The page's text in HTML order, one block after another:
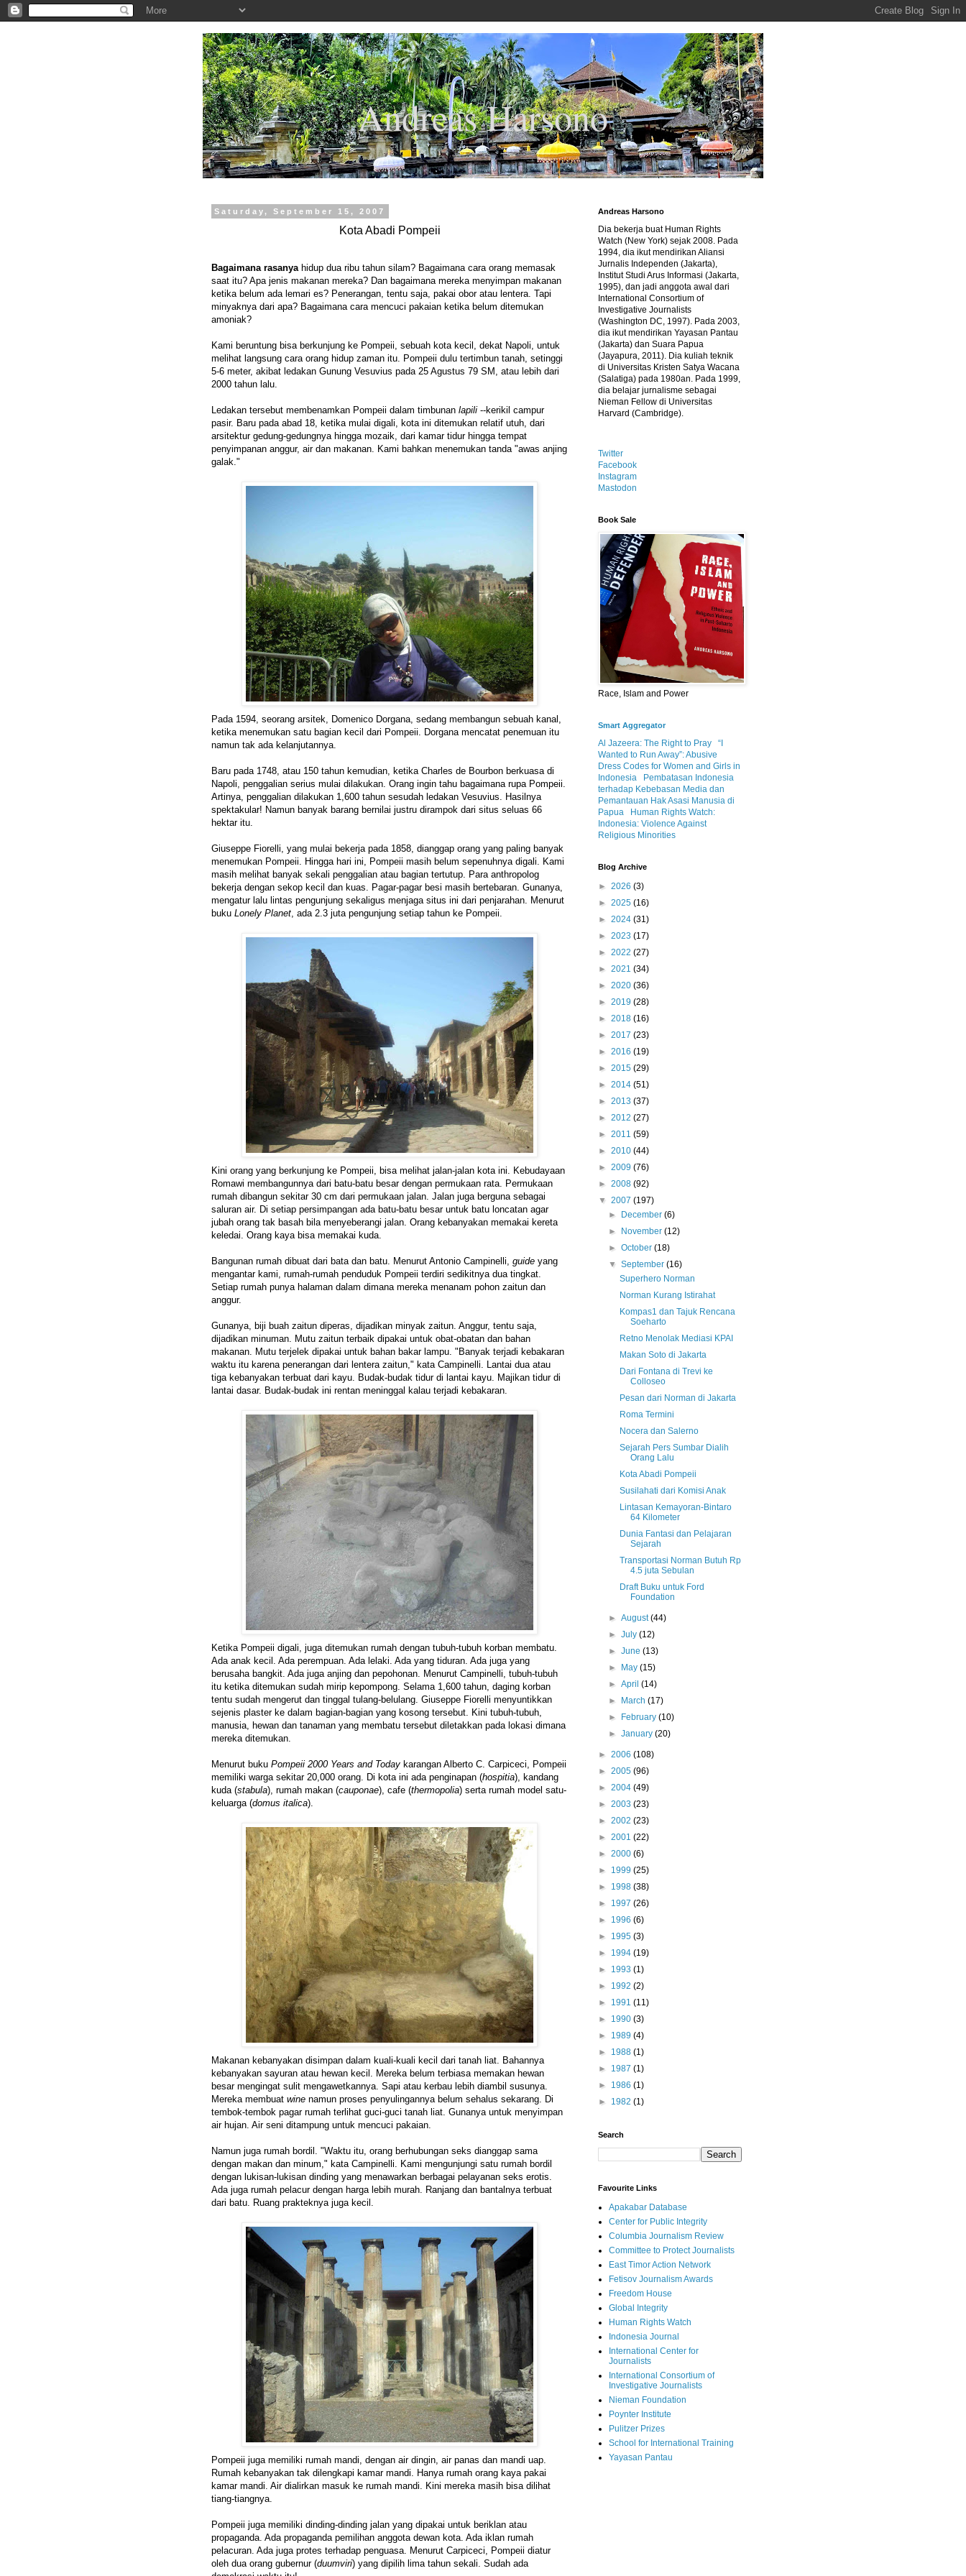
.
Andreas Harsono
Saturday, September 15, 2007
Kota Abadi Pompeii
Bagaimana rasanyahidup dua ribu tahun silam? Bagaimana cara orang memasak
saat itu? Apa jenis makanan mereka? Dan bagaimana mereka menyimpan makanan
ketika belum ada lemari es? Penerangan, tentu saja, pakai obor atau lentera. Tapi
minyaknya dari apa? Bagaimana cara mencuci pakaian ketika belum ditemukan
amoniak?
Kami beruntung bisa berkunjung ke Pompeii, sebuah kota kecil, dekat Napoli, untuk
melihat langsung cara orang hidup zaman itu. Pompeii dulu tertimbun tanah, setinggi
5-6 meter, akibat ledakan Gunung Vesuvius pada 25 Agustus 79 SM, atau lebih dari
2000 tahun lalu.
Ledakan tersebut membenamkan Pompeii dalam timbunan lapili --kerikil campur
pasir. Baru pada abad 18, ketika mulai digali, kota ini ditemukan relatif utuh, dari
arsitektur gedung-gedungnya hingga mozaik, dari kamar tidur hingga tempat
penyimpanan anggur, air dan makanan. Kami bahkan menemukan tanda "awas anjing
galak."
Pada 1594, seorang arsitek, Domenico Dorgana, sedang membangun sebuah kanal,
ketika menemukan satu bagian kecil dari Pompeii. Dorgana mencatat penemuan itu
namun tak ada kelanjutannya.
Baru pada 1748, atau 150 tahun kemudian, ketika Charles de Bourbon berkuasa di
Napoli, penggalian serius mulai dilakukan. Orang ingin tahu bagaimana rupa Pompeii.
Artinya, penggalian dilakukan 1,600 tahun sesudah ledakan Vesuvius. Hasilnya
spektakular! Namun banyak barang bernilai justru dirampok dari situs seluas 66
hektar itu.
Giuseppe Fiorelli, yang mulai bekerja pada 1858, dianggap orang yang paling banyak
menemukan Pompeii. Hingga hari ini, Pompeii masih belum sepenuhnya digali. Kami
masih melihat banyak sekali penggalian atau bagian tertutup. Para anthropolog
bekerja dengan sekop kecil dan kuas. Pagar-pagar besi masih bertebaran. Gunanya,
mengatur lalu lintas pengunjung sekaligus menjaga situs ini dari penjarahan. Menurut
buku Lonely Planet, ada 2.3 juta pengunjung setiap tahun ke Pompeii.
Kini orang yang berkunjung ke Pompeii, bisa melihat jalan-jalan kota ini. Kebudayaan
Romawi membangunnya dari batu-batu besar dengan permukaan rata. Permukaan
rumah dibangun sekitar 30 cm dari permukaan jalan. Jalan juga berguna sebagai
saluran air. Di setiap persimpangan ada batu-batu besar untuk batu loncatan agar
jubah orang tak basah bila menyeberangi jalan. Orang kebanyakan memakai kereta
keledai. Orang kaya bisa memakai kuda.
Bangunan rumah dibuat dari bata dan batu. Menurut Antonio Campinelli, guide yang
mengantar kami, rumah-rumah penduduk Pompeii terdiri sedikitnya dua tingkat.
Setiap rumah punya halaman dalam dimana mereka menanam pohon zaitun dan
anggur.
Gunanya, biji buah zaitun diperas, dijadikan minyak zaitun. Anggur, tentu saja,
dijadikan minuman. Mutu zaitun terbaik dipakai untuk obat-obatan dan bahan
makanan. Mutu terjelek dipakai untuk bahan bakar lampu. "Banyak terjadi kebakaran
waktu itu karena penerangan dari lentera zaitun," kata Campinelli. Lantai dua atau
tiga kebanyakan terbuat dari kayu. Budak-budak tidur di lantai kayu. Majikan tidur di
lantai dasar. Budak-budak ini rentan meninggal kalau terjadi kebakaran.
Ketika Pompeii digali, juga ditemukan rumah dengan tubuh-tubuh korban membatu.
Ada anak kecil. Ada perempuan. Ada lelaki. Ada yang tiduran. Ada juga yang
berusaha bangkit. Ada juga anjing dan pepohonan. Menurut Campinelli, tubuh-tubuh
itu ketika ditemukan sudah mirip kepompong. Selama 1,600 tahun, daging korban
tentu sudah mengerut dan tinggal tulang-belulang. Giuseppe Fiorelli menyuntikkan
sejenis plaster ke dalam bagian-bagian yang kosong tersebut. Kini tubuh-tubuh,
manusia, hewan dan tanaman yang membatu tersebut diletakkan pada lokasi dimana
mereka ditemukan.
Menurut buku Pompeii 2000 Years and Today karangan Alberto C. Carpiceci, Pompeii
memiliki warga sekitar 20,000 orang. Di kota ini ada penginapan (hospitia), kandang
kuda (stabula), rumah makan (cauponae), cafe (thermopolia) serta rumah model satu-
keluarga (domus italica).
Makanan kebanyakan disimpan dalam kuali-kuali kecil dari tanah liat. Bahannya
kebanyakan sayuran atau hewan kecil. Mereka belum terbiasa memakan hewan
besar mengingat sulit mengawetkannya. Sapi atau kerbau lebih diambil susunya.
Mereka membuat wine namun proses penyulingannya belum sehalus sekarang. Di
tembok-tembok pagar rumah terlihat guci-guci tanah liat. Gunanya untuk menyimpan
air hujan. Air seni ditampung untuk mencuci pakaian.
Namun juga rumah bordil. "Waktu itu, orang berhubungan seks dianggap sama
dengan makan dan minum," kata Campinelli. Kami mengunjungi satu rumah bordil
dengan lukisan-lukisan dinding yang menawarkan berbagai pelayanan seks erotis.
Ada juga rumah pelacur dengan harga lebih murah. Ranjang dan bantalnya terbuat
dari batu. Ruang prakteknya juga kecil.
Pompeii juga memiliki rumah mandi, dengan air dingin, air panas dan mandi uap.
Rumah kebanyakan tak dilengkapi kamar mandi. Hanya rumah orang kaya pakai
kamar mandi. Air dialirkan masuk ke rumah mandi. Kini mereka masih bisa dilihat
tiang-tiangnya.
Pompeii juga memiliki dinding-dinding jalan yang dipakai untuk beriklan atau
propaganda. Ada propaganda pemilihan anggota dewan kota. Ada iklan rumah
pelacuran. Ada juga protes terhadap penguasa. Menurut Carpiceci, Pompeii diatur
oleh dua orang gubernur (duumviri) yang dipilih lima tahun sekali. Sudah ada
Andreas Harsono
Dia bekerja buat Human Rights
Watch (New York) sejak 2008. Pada
1994, dia ikut mendirikan Aliansi
Jurnalis Independen (Jakarta),
Institut Studi Arus Informasi (Jakarta,
1995), dan jadi anggota awal dari
International Consortium of
Investigative Journalists
(Washington DC, 1997). Pada 2003,
dia ikut mendirikan Yayasan Pantau
(Jakarta) dan Suara Papua
(Jayapura, 2011). Dia kuliah teknik
di Universitas Kristen Satya Wacana
(Salatiga) pada 1980an. Pada 1999,
dia belajar jurnalisme sebagai
Nieman Fellow di Universitas
Harvard (Cambridge).
Twitter
Facebook
Instagram
Mastodon
Book Sale
Race, Islam and Power
Smart Aggregator
Al Jazeera: The Right to Pray
“I
Wanted to Run Away”: Abusive
Dress Codes for Women and Girls in
Indonesia
Pembatasan Indonesia
terhadap Kebebasan Media dan
Pemantauan Hak Asasi Manusia di
Papua
Human Rights Watch:
Indonesia: Violence Against
Religious Minorities
Blog Archive
► 2026 (3)
► 2025 (16)
► 2024 (31)
► 2023 (17)
► 2022 (27)
► 2021 (34)
► 2020 (36)
► 2019 (28)
► 2018 (16)
► 2017 (23)
► 2016 (19)
► 2015 (29)
► 2014 (51)
► 2013 (37)
► 2012 (27)
► 2011 (59)
► 2010 (44)
► 2009 (76)
► 2008 (92)
▼ 2007 (197)
►
December(6)
►
November(12)
►October(18)
▼September(16)
Superhero Norman
Norman Kurang Istirahat
Kompas1 dan Tajuk Rencana
Soeharto
Retno Menolak Mediasi KPAI
Makan Soto di Jakarta
Dari Fontana di Trevi ke
Colloseo
Pesan dari Norman di Jakarta
Roma Termini
Nocera dan Salerno
Sejarah Pers Sumbar Dialih
Orang Lalu
Kota Abadi Pompeii
Susilahati dari Komisi Anak
Lintasan Kemayoran-Bintaro
64 Kilometer
Dunia Fantasi dan Pelajaran
Sejarah
Transportasi Norman Butuh Rp
4.5 juta Sebulan
Draft Buku untuk Ford
Foundation
►August(44)
►July(12)
►June(13)
►
May(15)
►April(14)
►
March(17)
►
February(10)
►January(20)
► 2006 (108)
► 2005 (96)
► 2004 (49)
► 2003 (23)
► 2002 (23)
► 2001 (22)
► 2000 (6)
► 1999 (25)
► 1998 (38)
► 1997 (26)
► 1996 (6)
► 1995 (3)
► 1994 (19)
► 1993 (1)
► 1992 (2)
► 1991 (11)
► 1990 (3)
► 1989 (4)
► 1988 (1)
► 1987 (1)
► 1986 (1)
► 1982 (1)
Search
Favourite Links
Apakabar Database
Center for Public Integrity
Columbia Journalism Review
Committee to Protect Journalists
East Timor Action Network
Fetisov Journalism Awards
Freedom House
Global Integrity
Human Rights Watch
Indonesia Journal
International Center for
Journalists
International Consortium of
Investigative Journalists
Nieman Foundation
Poynter Institute
Pulitzer Prizes
School for International Training
Yayasan Pantau